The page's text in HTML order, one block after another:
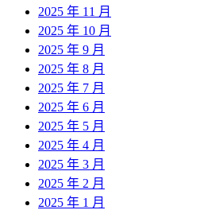
2025 年 11 月
2025 年 10 月
2025 年 9 月
2025 年 8 月
2025 年 7 月
2025 年 6 月
2025 年 5 月
2025 年 4 月
2025 年 3 月
2025 年 2 月
2025 年 1 月